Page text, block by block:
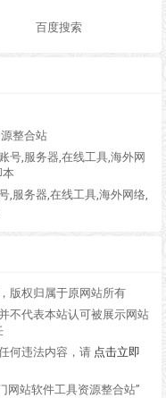
百度搜索
整合站
号,服务器,在线工具,海外网
,服务器,在线工具,海外网络,
版权归属于原网站所有
不代表本站认可被展示网站
何违法内容，请 点击立即
网站软件工具资源整合站”